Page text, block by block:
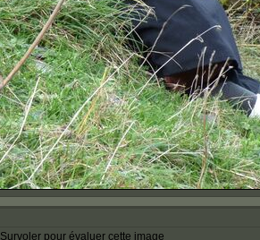
Survoler pour évaluer cette image